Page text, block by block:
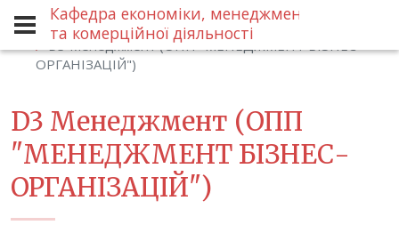
Кафедра економіки, менеджменту
та комерційної діяльності
Спеціальності
Магістр
D3 Менеджмент (ОПП "МЕНЕДЖМЕНТ БІЗНЕС-
ОРГАНІЗАЦІЙ")
D3 Менеджмент (ОПП
"МЕНЕДЖМЕНТ БІЗНЕС-
ОРГАНІЗАЦІЙ")